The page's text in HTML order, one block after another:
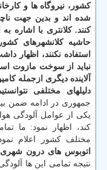
کشور، نیروگاه ها و
شده اند و بدین جهت
کنند. کلانتری با اشاره
حاشیه کلانشهرهای
استفاده نکنند، اظهار
نباید از سوخت مازوت
آلاینده دیگری ازجمله
دلیلهای مختلفی
جمهوری در ادامه ضمن
یکی از عوامل آلودگی
کند، اظهار نمود: ما
مختلف کشور اعلام
اتوبوس های درون شهری
نتیجه تمامی این ها